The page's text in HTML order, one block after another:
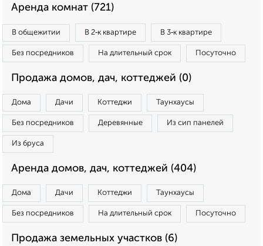
Аренда комнат (721)
В общежитии В 2‑к квартире В 3‑к квартире
Без посредников На длительный срок Посуточно
Продажа домов, дач, коттеджей (0)
Дома Дачи Коттеджи Таунхаусы
Без посредников Деревянные Из сип панелей
Из бруса
Аренда домов, дач, коттеджей (404)
Дома Дачи Коттеджи Таунхаусы
Без посредников На длительный срок Посуточно
Продажа земельных участков (6)